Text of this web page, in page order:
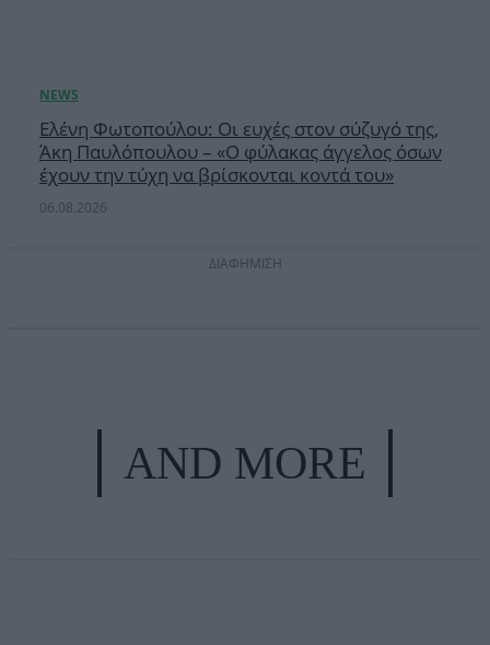
Ελένη Φωτοπούλου: Οι ευχές στον σύζυγό της,
Άκη Παυλόπουλου – «Ο φύλακας άγγελος όσων
έχουν την τύχη να βρίσκονται κοντά του»
06.08.2026
ΔΙΑΦΗΜΙΣΗ
AND MORE